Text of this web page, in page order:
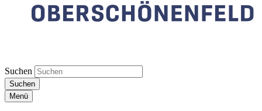
Suchen
Suchen
Menü